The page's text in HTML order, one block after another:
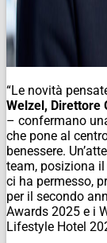
“Le novità
Welzel, Direttore
– confermano
che pone al
benessere.
team, posiziona
ci ha permesso,
per il secondo
Awards 2025 e i
Lifestyle Hotel